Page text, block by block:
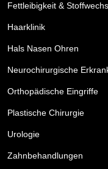
Fettleibigkeit &
Haarklinik
Hals Nasen Ohren
Neurochirurgische
Orthopädische Eingriffe
Plastische Chirurgie
Urologie
Zahnbehandlungen